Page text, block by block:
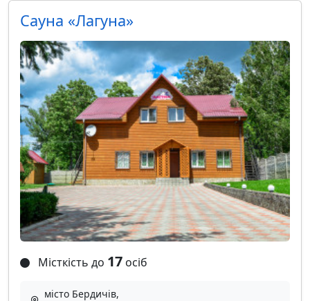
Сауна «Лагуна»
Місткість до 17 осіб
місто Бердичів,